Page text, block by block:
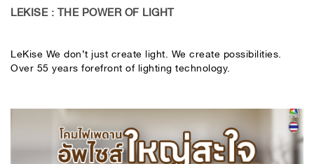
LEKISE : THE POWER OF LIGHT
LeKise We don’t just create light. We create possibilities.
Over 55 years forefront of lighting technology.